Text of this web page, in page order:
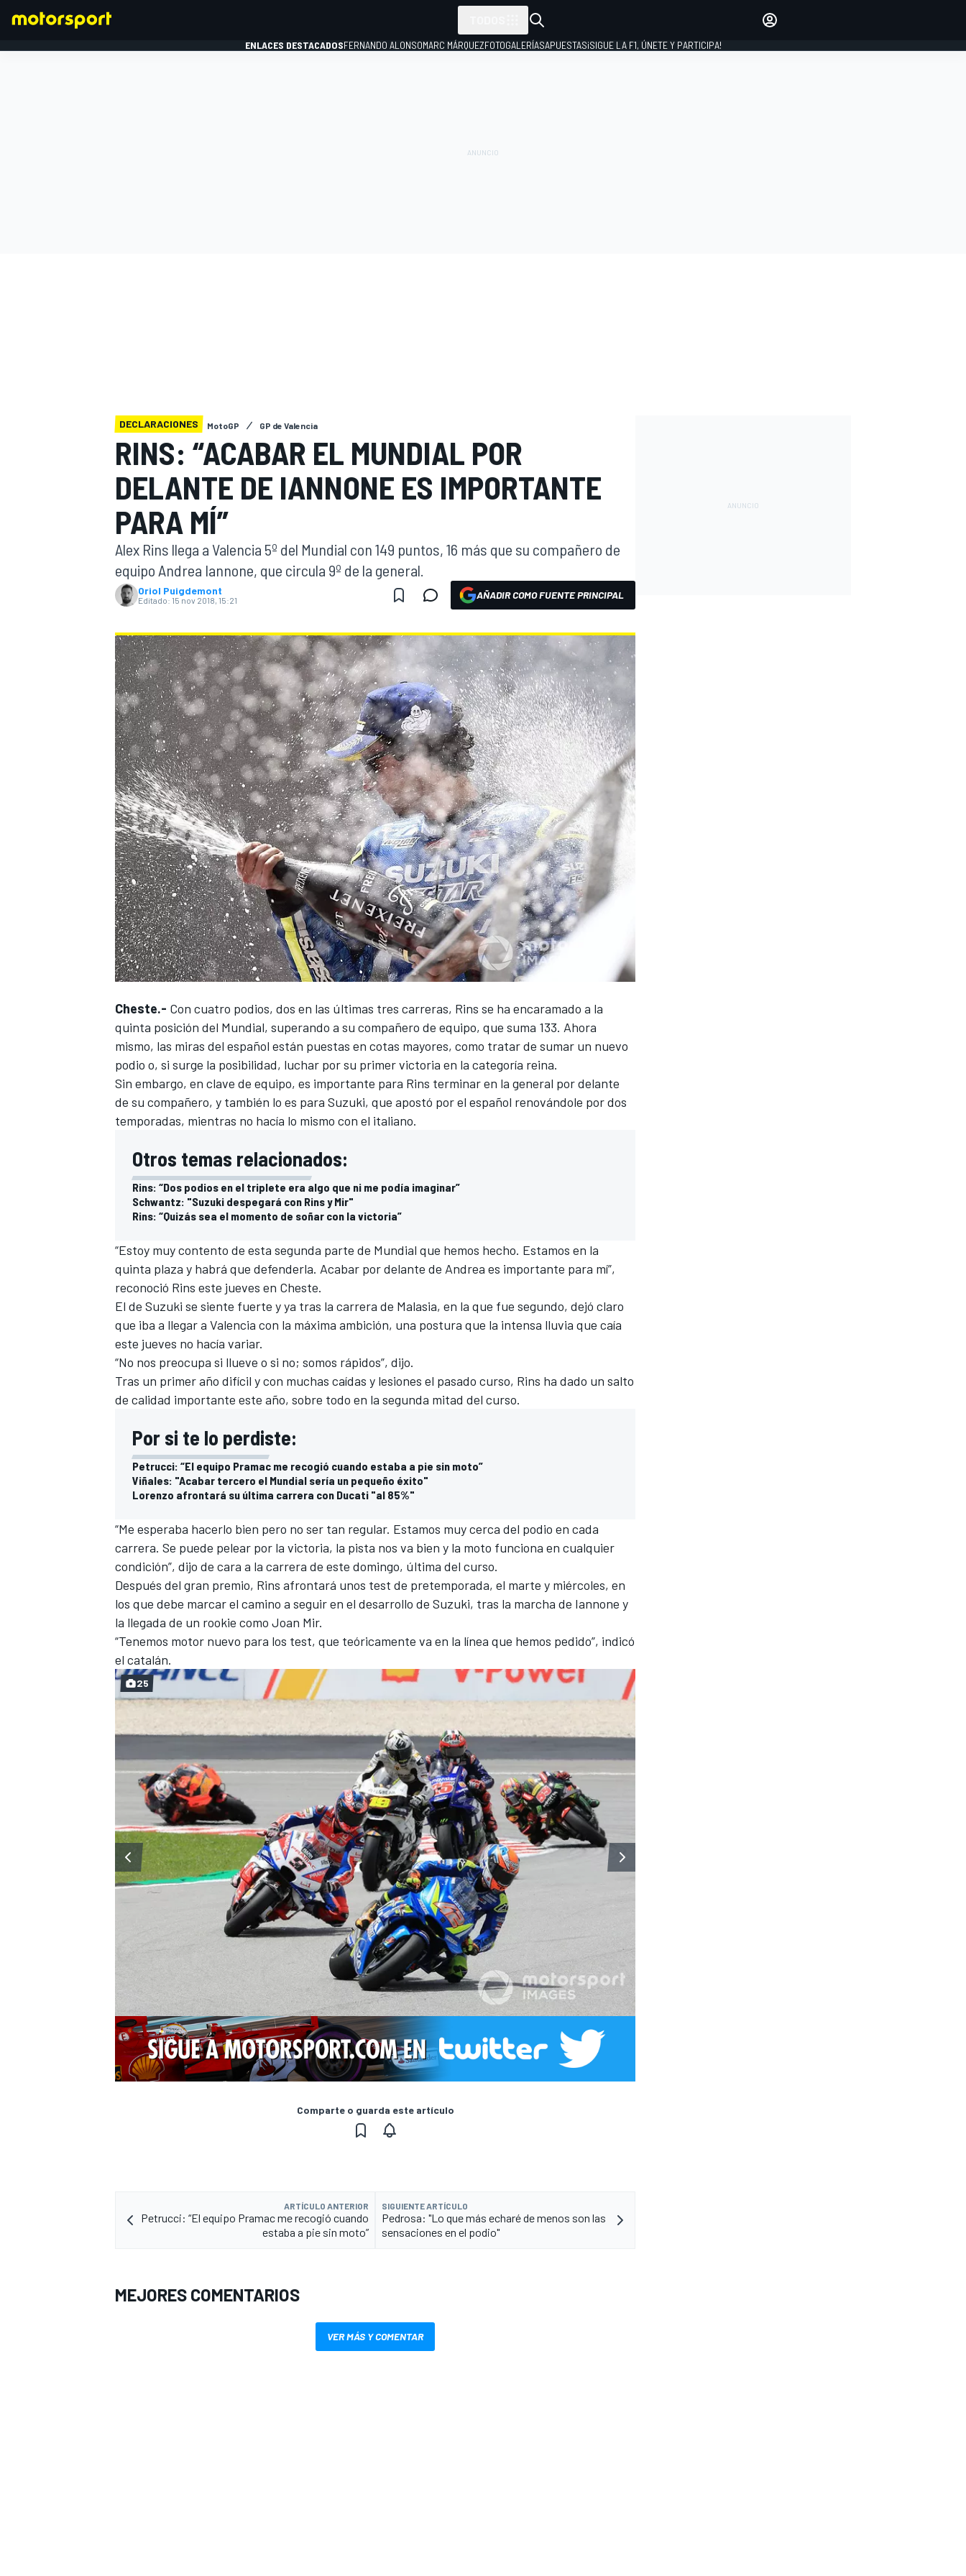
WEC FÓRMULA E
MÁS CATEGORÍAS
ENLACES DESTACADOSFERNANDO ALONSOMARC MÁRQUEZFOTOGALERÍASAPUESTAS¡SIGUE LA F1, ÚNETE Y PARTICIPA!
DECLARACIONES MotoGP GP de Valencia
RINS: “ACABAR EL MUNDIAL POR
DELANTE DE IANNONE ES IMPORTANTE
PARA MÍ”
Alex Rins llega a Valencia 5º del Mundial con 149 puntos, 16 más que su compañero de
equipo Andrea Iannone, que circula 9º de la general.
Oriol Puigdemont
Editado: 15 nov 2018, 15:21 AÑADIR COMO FUENTE PRINCIPAL
Cheste.- Con cuatro podios, dos en las últimas tres carreras, Rins se ha encaramado a la
quinta posición del Mundial, superando a su compañero de equipo, que suma 133. Ahora
mismo, las miras del español están puestas en cotas mayores, como tratar de sumar un nuevo
podio o, si surge la posibilidad, luchar por su primer victoria en la categoría reina.
Sin embargo, en clave de equipo, es importante para Rins terminar en la general por delante
de su compañero, y también lo es para Suzuki, que apostó por el español renovándole por dos
temporadas, mientras no hacía lo mismo con el italiano.
Otros temas relacionados:
Rins: “Dos podios en el triplete era algo que ni me podía imaginar”
Schwantz: "Suzuki despegará con Rins y Mir"
Rins: “Quizás sea el momento de soñar con la victoria”
“Estoy muy contento de esta segunda parte de Mundial que hemos hecho. Estamos en la
quinta plaza y habrá que defenderla. Acabar por delante de Andrea es importante para mí”,
reconoció Rins este jueves en Cheste.
El de Suzuki se siente fuerte y ya tras la carrera de Malasia, en la que fue segundo, dejó claro
que iba a llegar a Valencia con la máxima ambición, una postura que la intensa lluvia que caía
este jueves no hacía variar.
“No nos preocupa si llueve o si no; somos rápidos”, dijo.
Tras un primer año difícil y con muchas caídas y lesiones el pasado curso, Rins ha dado un salto
de calidad importante este año, sobre todo en la segunda mitad del curso.
Por si te lo perdiste:
Petrucci: “El equipo Pramac me recogió cuando estaba a pie sin moto”
Viñales: "Acabar tercero el Mundial sería un pequeño éxito"
Lorenzo afrontará su última carrera con Ducati "al 85%"
“Me esperaba hacerlo bien pero no ser tan regular. Estamos muy cerca del podio en cada
carrera. Se puede pelear por la victoria, la pista nos va bien y la moto funciona en cualquier
condición”, dijo de cara a la carrera de este domingo, última del curso.
Después del gran premio, Rins afrontará unos test de pretemporada, el marte y miércoles, en
los que debe marcar el camino a seguir en el desarrollo de Suzuki, tras la marcha de Iannone y
la llegada de un rookie como Joan Mir.
“Tenemos motor nuevo para los test, que teóricamente va en la línea que hemos pedido”, indicó
el catalán.
25
Comparte o guarda este artículo
ARTÍCULO ANTERIOR
Petrucci: “El equipo Pramac me recogió cuando
estaba a pie sin moto”
SIGUIENTE ARTÍCULO
Pedrosa: "Lo que más echaré de menos son las
sensaciones en el podio"
MEJORES COMENTARIOS
VER MÁS Y COMENTAR